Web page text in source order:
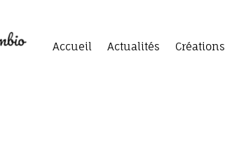
Accueil Actualités Créations